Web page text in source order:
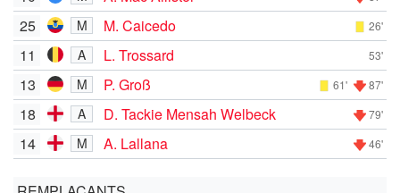
25 M M. Caicedo 26'
11 A L. Trossard 53'
13 M P. Groß 61' 87'
18 A D. Tackie Mensah Welbeck 79'
14 M A. Lallana 46'